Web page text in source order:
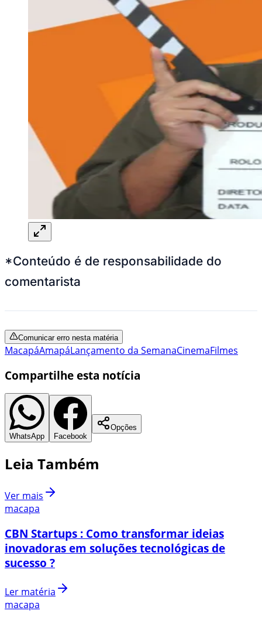
*Conteúdo é de responsabilidade do
comentarista
Comunicar erro nesta matéria
MacapáAmapáLançamento da SemanaCinemaFilmes
Compartilhe esta notícia
WhatsApp Facebook
Opções
Leia Também
Ver mais
macapa
CBN Startups : Como transformar ideias
inovadoras em soluções tecnológicas de
sucesso ?
Ler matéria
macapa